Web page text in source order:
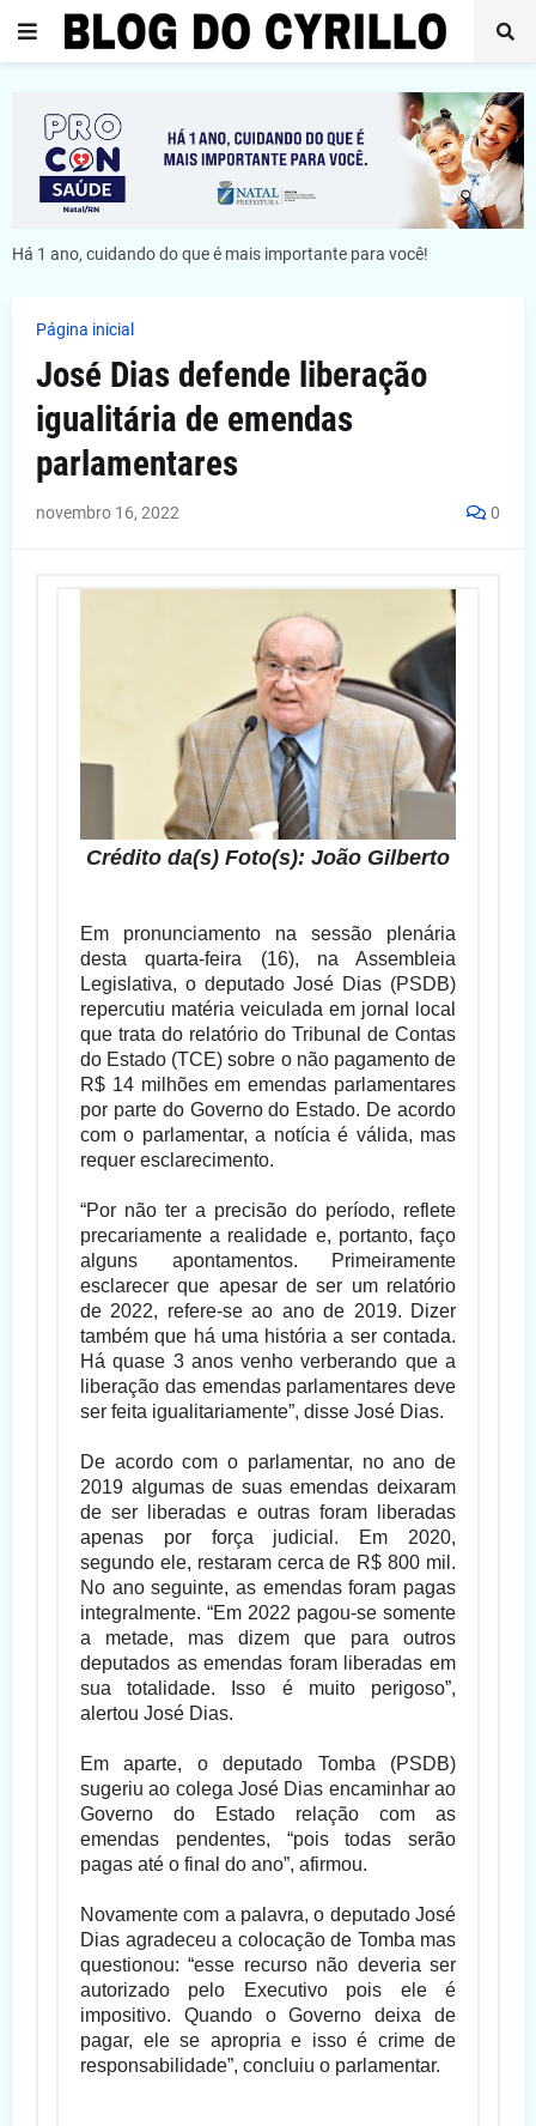
Há 1 ano, cuidando do que é mais importante para você!
Página inicial
José Dias defende liberação
igualitária de emendas
parlamentares
novembro 16, 2022 0
Crédito da(s) Foto(s): João Gilberto
Em pronunciamento na sessão plenária
desta quarta-feira (16), na Assembleia
Legislativa, o deputado José Dias (PSDB)
repercutiu matéria veiculada em jornal local
que trata do relatório do Tribunal de Contas
do Estado (TCE) sobre o não pagamento de
R$ 14 milhões em emendas parlamentares
por parte do Governo do Estado. De acordo
com o parlamentar, a notícia é válida, mas
requer esclarecimento.
“Por não ter a precisão do período, reflete
precariamente a realidade e, portanto, faço
alguns apontamentos. Primeiramente
esclarecer que apesar de ser um relatório
de 2022, refere-se ao ano de 2019. Dizer
também que há uma história a ser contada.
Há quase 3 anos venho verberando que a
liberação das emendas parlamentares deve
ser feita igualitariamente”, disse José Dias.
De acordo com o parlamentar, no ano de
2019 algumas de suas emendas deixaram
de ser liberadas e outras foram liberadas
apenas por força judicial. Em 2020,
segundo ele, restaram cerca de R$ 800 mil.
No ano seguinte, as emendas foram pagas
integralmente. “Em 2022 pagou-se somente
a metade, mas dizem que para outros
deputados as emendas foram liberadas em
sua totalidade. Isso é muito perigoso”,
alertou José Dias.
Em aparte, o deputado Tomba (PSDB)
sugeriu ao colega José Dias encaminhar ao
Governo do Estado relação com as
emendas pendentes, “pois todas serão
pagas até o final do ano”, afirmou.
Novamente com a palavra, o deputado José
Dias agradeceu a colocação de Tomba mas
questionou: “esse recurso não deveria ser
autorizado pelo Executivo pois ele é
impositivo. Quando o Governo deixa de
pagar, ele se apropria e isso é crime de
responsabilidade”, concluiu o parlamentar.